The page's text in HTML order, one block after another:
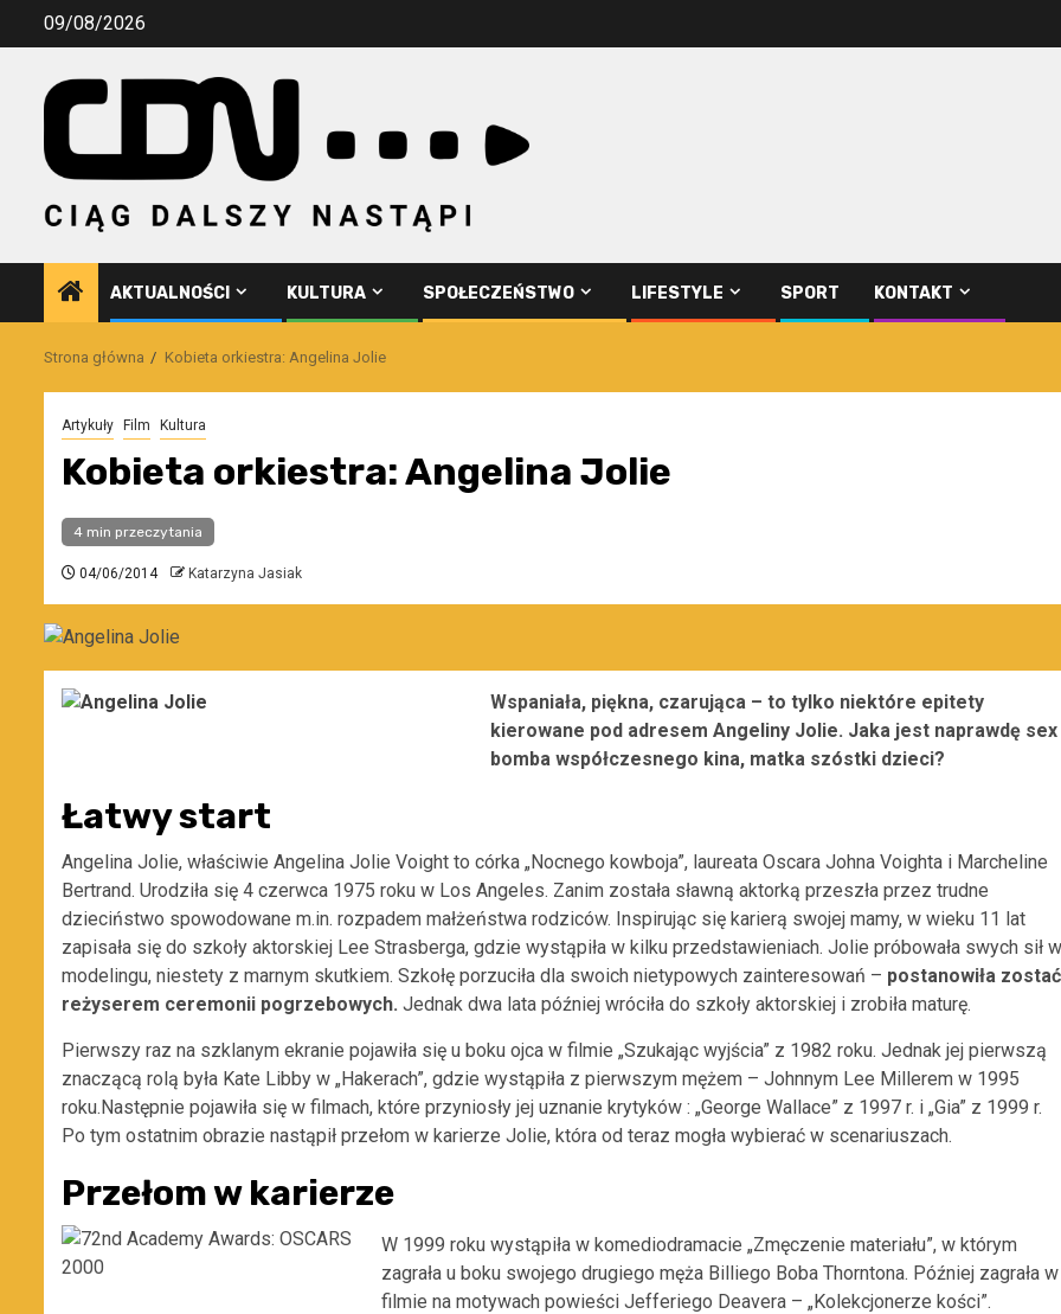
Przejdź09/08/2026
AKTUALNOŚCI KULTURA SPOŁECZEŃSTWO LIFESTYLE SPORT KONTAKT
Strona główna Kobieta orkiestra: Angelina Jolie
Artykuły Film Kultura
Kobieta orkiestra: Angelina Jolie
4 min przeczytania
04/06/2014 Katarzyna Jasiak
Wspaniała, piękna, czarująca – to tylko niektóre epitety
kierowane pod adresem Angeliny Jolie. Jaka jest naprawdę sex
bomba współczesnego kina, matka szóstki dzieci?
Łatwy start
Angelina Jolie, właściwie Angelina Jolie Voight to córka „Nocnego kowboja”, laureata Oscara Johna Voighta i Marcheline
Bertrand. Urodziła się 4 czerwca 1975 roku w Los Angeles. Zanim została sławną aktorką przeszła przez trudne
dzieciństwo spowodowane m.in. rozpadem małżeństwa rodziców. Inspirując się karierą swojej mamy, w wieku 11 lat
zapisała się do szkoły aktorskiej Lee Strasberga, gdzie wystąpiła w kilku przedstawieniach. Jolie próbowała swych sił w
modelingu, niestety z marnym skutkiem. Szkołę porzuciła dla swoich nietypowych zainteresowań – postanowiła zostać
reżyserem ceremonii pogrzebowych. Jednak dwa lata później wróciła do szkoły aktorskiej i zrobiła maturę.
Pierwszy raz na szklanym ekranie pojawiła się u boku ojca w filmie „Szukając wyjścia” z 1982 roku. Jednak jej pierwszą
znaczącą rolą była Kate Libby w „Hakerach”, gdzie wystąpiła z pierwszym mężem – Johnnym Lee Millerem w 1995
roku.Następnie pojawiła się w filmach, które przyniosły jej uznanie krytyków : „George Wallace” z 1997 r. i „Gia” z 1999 r.
Po tym ostatnim obrazie nastąpił przełom w karierze Jolie, która od teraz mogła wybierać w scenariuszach.
Przełom w karierze
W 1999 roku wystąpiła w komediodramacie „Zmęczenie materiału”, w którym
zagrała u boku swojego drugiego męża Billiego Boba Thorntona. Później zagrała w
filmie na motywach powieści Jefferiego Deavera – „Kolekcjonerze kości”.